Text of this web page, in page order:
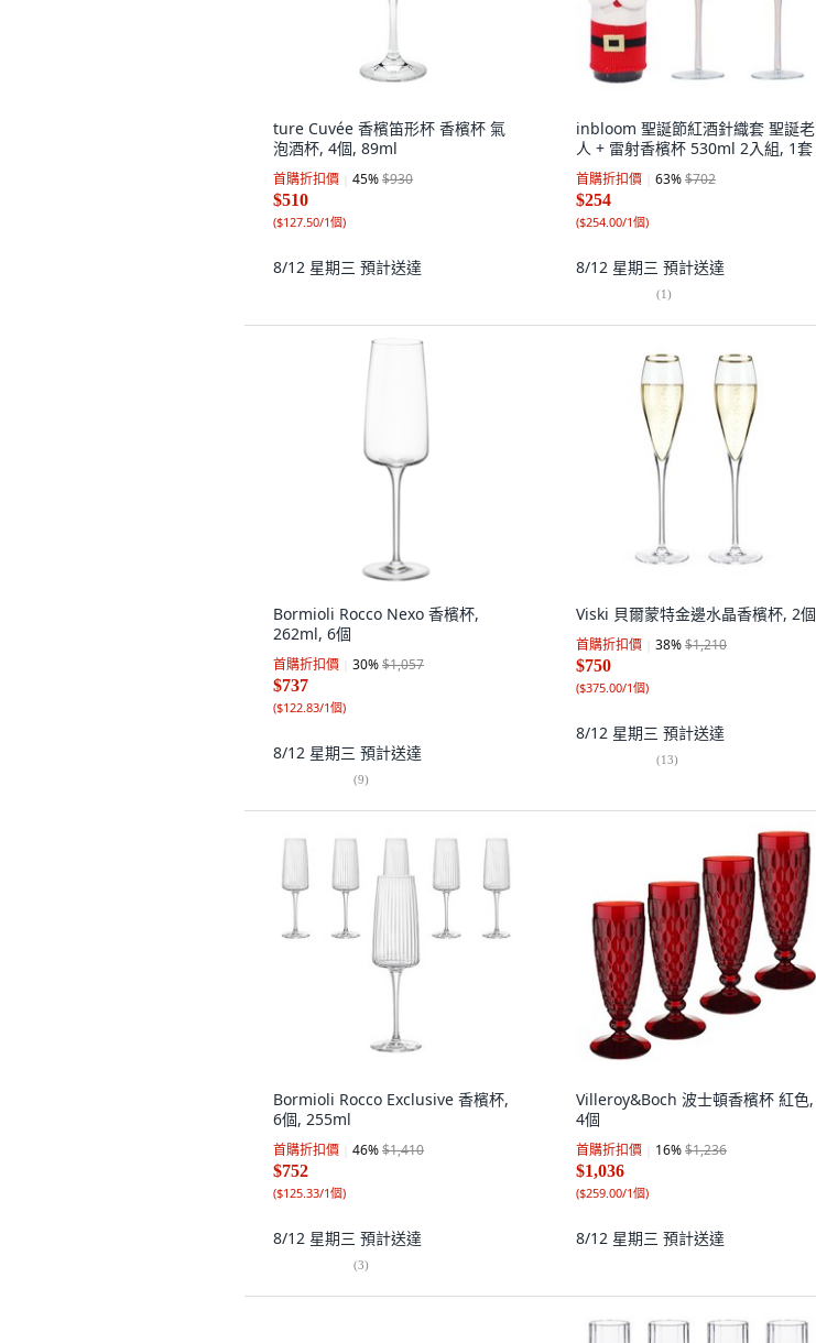
ture Cuvée 香檳笛形杯 香檳杯 氣
泡酒杯, 4個, 89ml
首購折扣價 45%$930
$510
($127.50/1個)
8/12 星期三 預計送達
inbloom 聖誕節紅酒針織套 聖誕老
人 + 雷射香檳杯 530ml 2入組, 1套
首購折扣價 63%$702
$254
($254.00/1個)
8/12 星期三 預計送達
(1)
Bormioli Rocco Nexo 香檳杯,
262ml, 6個
首購折扣價 30%$1,057
$737
($122.83/1個)
8/12 星期三 預計送達
(9)
Viski 貝爾蒙特金邊水晶香檳杯, 2個
首購折扣價 38%$1,210
$750
($375.00/1個)
8/12 星期三 預計送達
(13)
Bormioli Rocco Exclusive 香檳杯,
6個, 255ml
首購折扣價 46%$1,410
$752
($125.33/1個)
8/12 星期三 預計送達
(3)
Villeroy&Boch 波士頓香檳杯 紅色,
4個
首購折扣價 16%$1,236
$1,036
($259.00/1個)
8/12 星期三 預計送達